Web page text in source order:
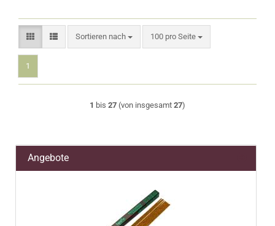
Sortieren nach
Sortieren nach 100 pro Seite
pro Seite
1
1 bis 27 (von insgesamt 27)
Angebote